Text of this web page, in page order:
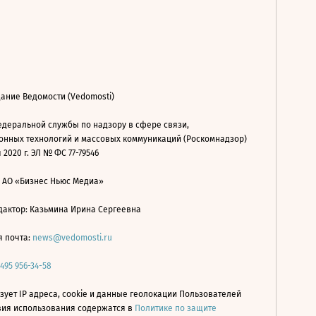
Ведомости (Vedomosti)
службы по надзору в сфере связи,
технологий и массовых коммуникаций (Роскомнадзор)
2020 г. ЭЛ № ФС 77-79546
АО «Бизнес Ньюс Медиа»
Казьмина Ирина Сергеевна
почта: news@vedomosti.ru
495 956-34-58
IP адреса, cookie и данные геолокации Пользователей
использования содержатся в Политике по защите